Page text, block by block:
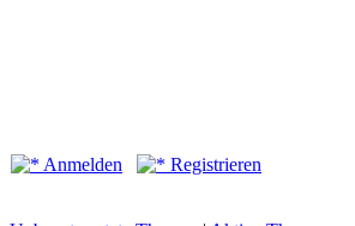
Anmelden
Registrieren